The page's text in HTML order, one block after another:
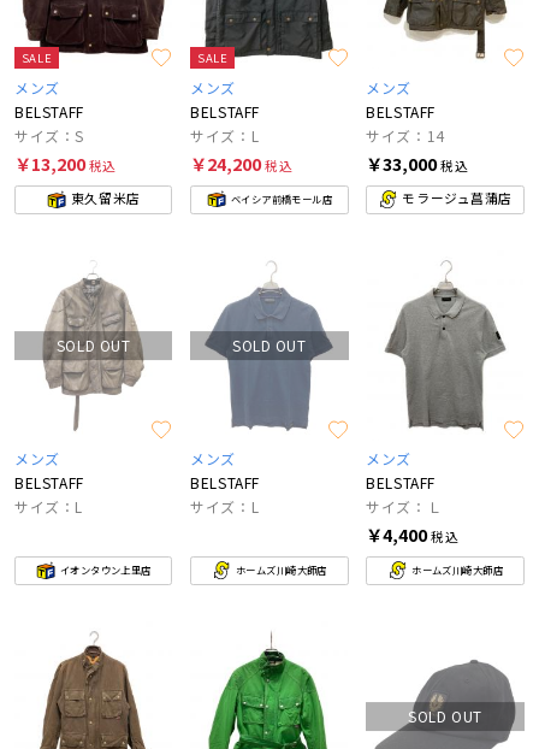
SALE
メンズ
BELSTAFF
サイズ：S
￥13,200税込
東久留米店
SALE
メンズ
BELSTAFF
サイズ：L
￥24,200税込
ベイシア前橋モール店
メンズ
BELSTAFF
サイズ：14
￥33,000税込
モラージュ菖蒲店
SOLD OUT
メンズ
BELSTAFF
サイズ：L
イオンタウン上里店
SOLD OUT
メンズ
BELSTAFF
サイズ：L
ホームズ川崎大師店
メンズ
BELSTAFF
サイズ：Ｌ
￥4,400税込
ホームズ川崎大師店
SOLD OUT